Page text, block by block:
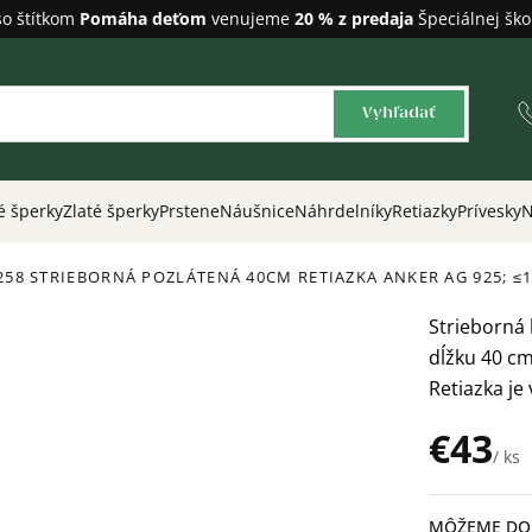
štítkom Pomáha deťom venujeme 20 % z predaja Špeciálnej
Vyhľadať
šperkyZlaté šperkyPrsteneNáušniceNáhrdelníkyRetiazkyPrívesky
STRIEBORNÁ POZLÁTENÁ 40CM RETIAZKA ANKERAG 925;
€43/ ks
Jednotková
cena:
MÔŽEME
Strieborná
dĺžku 40
Retiazka